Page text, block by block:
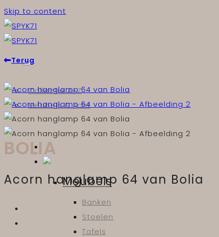
Skip to content
Collectie A-Z
Meubels & licht
Meubels
Banken
Stoelen
Tafels
Terug
Acorn hanglamp 64 van Bolia
BOLIA